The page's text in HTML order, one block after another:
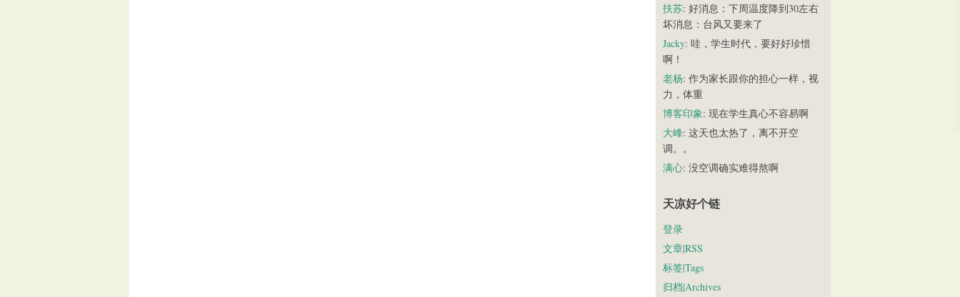
扶苏: 好消息：下周温度降到30左右
坏消息：台风又要来了
Jacky: 哇，学生时代，要好好珍惜
啊！
老杨: 作为家长跟你的担心一样，视
力，体重
博客印象: 现在学生真心不容易啊
大峰: 这天也太热了，离不开空
调。。
满心: 没空调确实难得熬啊
天凉好个链
登录
文章|RSS
标签|Tags
归档|Archives